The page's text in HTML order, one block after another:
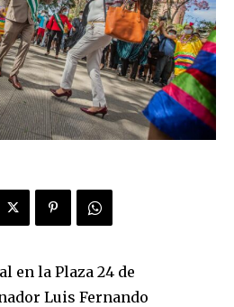
en la Plaza 24 de
Luis Fernando